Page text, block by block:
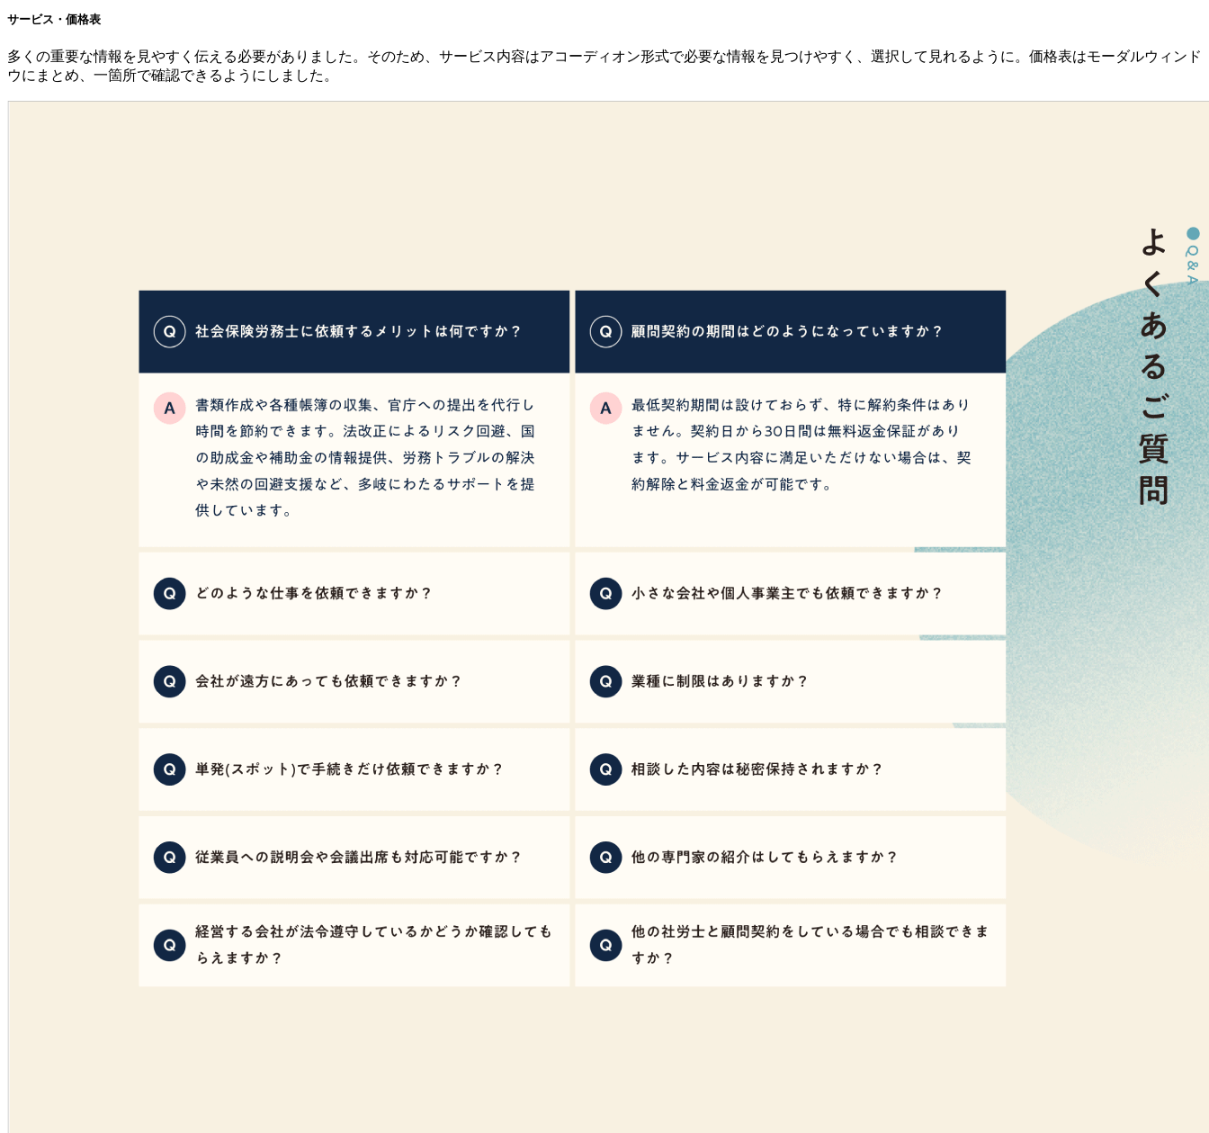
サービス・価格表
多くの重要な情報を見やすく伝える必要がありました。そのため、サービス内容はアコーディオン形式で必要な情報を見つけやすく、選択して見れるように。価格表はモーダルウィンド
ウにまとめ、一箇所で確認できるようにしました。